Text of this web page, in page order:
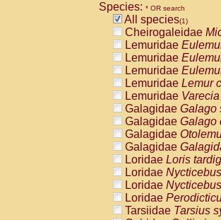
Species: * OR search
All species(1)
Cheirogaleidae
Lemuridae
Lemuridae
Lemuridae
Lemuridae Lemur
Lemuridae
Galagidae Galago
Galagidae Galago
Galagidae
Galagidae
Loridae Loris
Loridae
Loridae
Loridae
Tarsiidae Tarsius